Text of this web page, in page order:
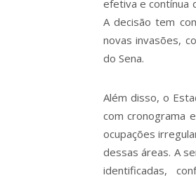
efetiva e contínua
A decisão tem
novas invasões,
do Sena.
Além disso, o
com cronograma
ocupações
dessas áreas. A
identificadas,